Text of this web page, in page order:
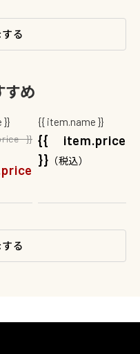
る
すめ
}}
}}
{{ item.name }}
{{ item.price
}} （税込）
る